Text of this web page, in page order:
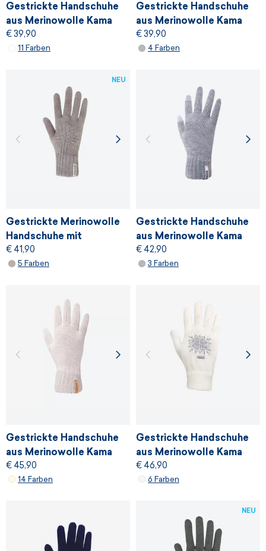
Gestrickte Handschuhe
aus Merinowolle Kama
R101
€ 39,90
11 Farben
Gestrickte Handschuhe
aus Merinowolle Kama
R115
€ 39,90
4 Farben
Gestrickte Merinowolle
Handschuhe mit
Strukturmuster
€ 41,90
5 Farben
NEU
Gestrickte Handschuhe
aus Merinowolle Kama
R301
€ 42,90
3 Farben
Gestrickte Handschuhe
aus Merinowolle Kama
R102
€ 45,90
14 Farben
Gestrickte Handschuhe
aus Merinowolle Kama
R104
€ 46,90
6 Farben
NEU